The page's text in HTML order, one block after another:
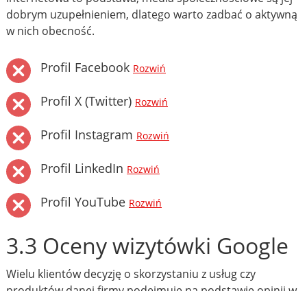
dobrym uzupełnieniem, dlatego warto zadbać o aktywną
w nich obecność.
Profil Facebook Rozwiń
Profil X (Twitter) Rozwiń
Profil Instagram Rozwiń
Profil LinkedIn Rozwiń
Profil YouTube Rozwiń
3.3 Oceny wizytówki Google
Wielu klientów decyzję o skorzystaniu z usług czy